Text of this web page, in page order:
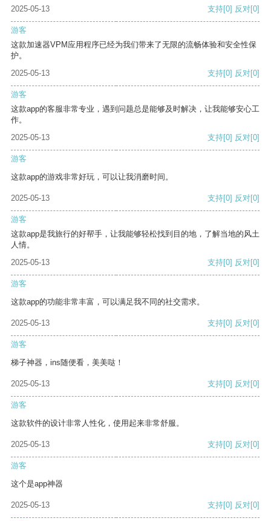
2025-05-13
支持[0] 反对[0]
游客
这款加速器VPM应用程序已经为我们带来了无限的流畅体验和安全性保
护。
2025-05-13
支持[0] 反对[0]
游客
这款app的客服非常专业，遇到问题总是能够及时解决，让我能够安心工
作。
2025-05-13
支持[0] 反对[0]
游客
这款app的游戏非常好玩，可以让我消磨时间。
2025-05-13 支持[0] 反对[0]
游客
这款app是我旅行的好帮手，让我能够轻松找到目的地，了解当地的风土
人情。
2025-05-13
支持[0] 反对[0]
游客
这款app的功能非常丰富，可以满足我不同的社交需求。
2025-05-13 支持[0] 反对[0]
游客
梯子神器，ins随便看，美美哒！
2025-05-13 支持[0] 反对[0]
游客
这款软件的设计非常人性化，使用起来非常舒服。
2025-05-13 支持[0] 反对[0]
游客
这个是app神器
2025-05-13 支持[0] 反对[0]